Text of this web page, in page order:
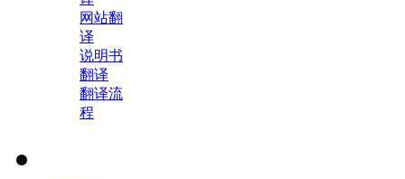
网站翻
译
说明书
翻译
翻译流
程